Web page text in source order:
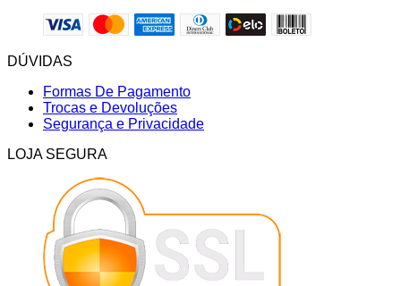
DÚVIDAS
Formas De Pagamento
Trocas e Devoluções
Segurança e Privacidade
LOJA SEGURA